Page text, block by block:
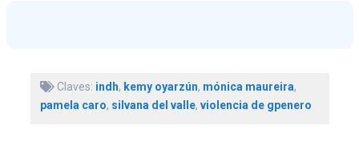
Claves: indh, kemy oyarzún, mónica maureira,
pamela caro, silvana del valle, violencia de gpenero